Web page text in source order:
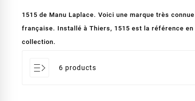
1515 de Manu Laplace. Voici une marque très
française. Installé à Thiers, 1515 est la référence
collection.
6 products